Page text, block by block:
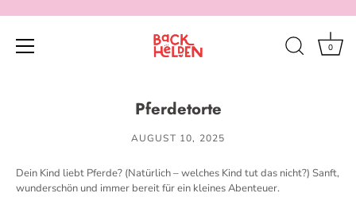
0
Pferdetorte
AUGUST 10, 2025
Dein Kind liebt Pferde? (Natürlich – welches Kind tut das nicht?) Sanft,
wunderschön und immer bereit für ein kleines Abenteuer.